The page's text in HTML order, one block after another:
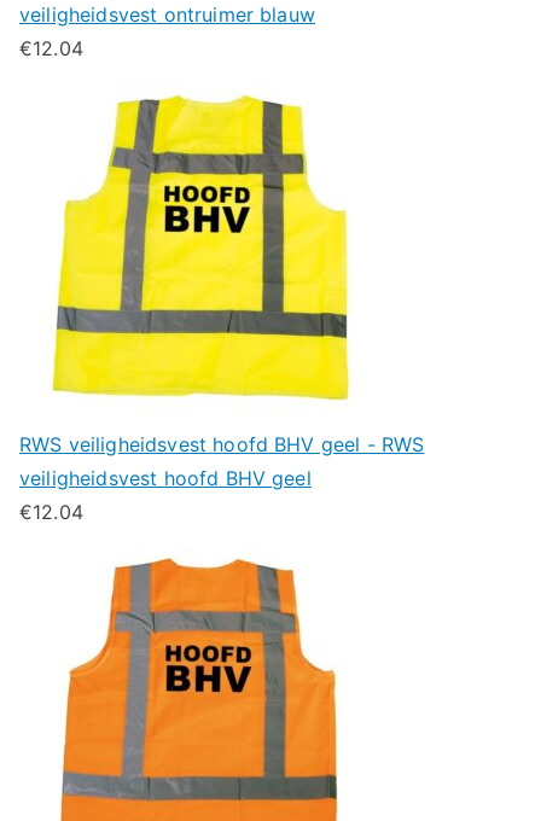
veiligheidsvest ontruimer blauw
€12.04
RWS veiligheidsvest hoofd BHV geel - RWS
veiligheidsvest hoofd BHV geel
€12.04